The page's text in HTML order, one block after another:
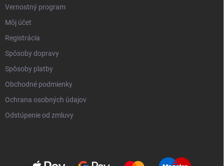
Vernostný program
Môj účet
Registrácia
Spôsoby dopravy
Spôsoby platby
Obchodné podmienky
Ochrana osobných údajov
Odstúpenie od zmluvy